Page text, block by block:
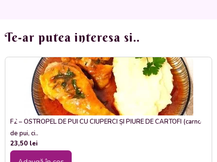
Te-ar putea interesa si..
F2 – OSTROPEL DE PUI CU CIUPERCI ȘI PIURE DE CARTOFI (carne
de pui, ci..
23,50 lei